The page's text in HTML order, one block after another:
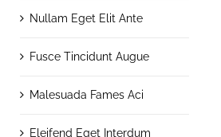
Nullam Eget Elit Ante
Fusce Tincidunt Augue
Malesuada Fames Aci
Eleifend Eget Interdum